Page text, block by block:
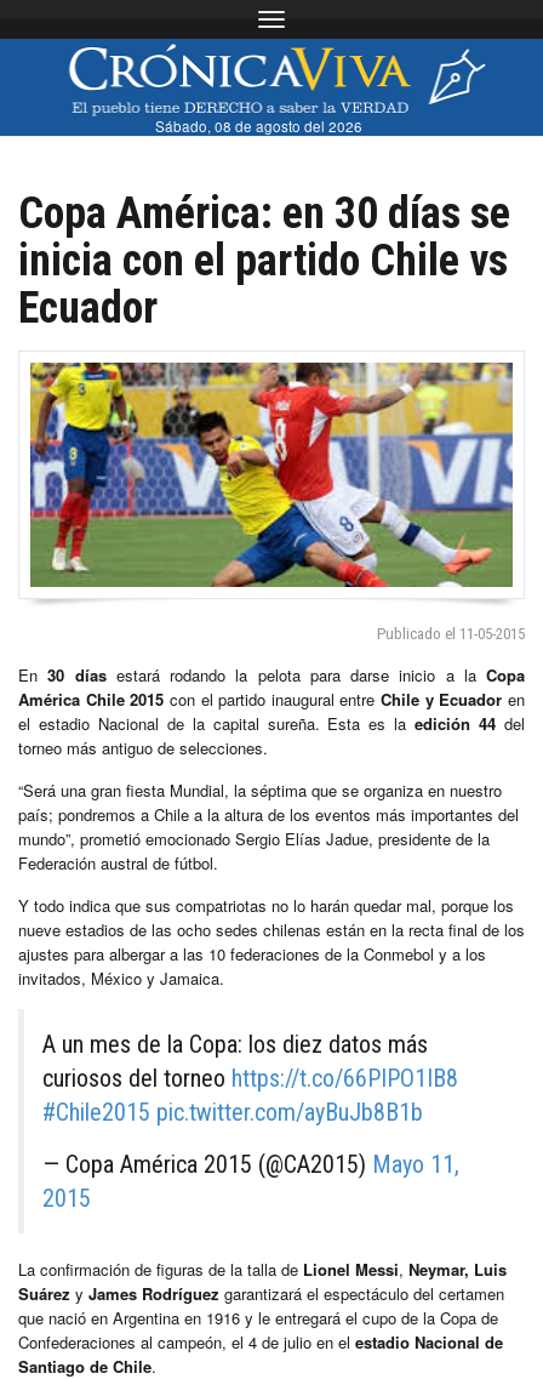
Toggle navigation
Sábado, 08 de agosto del 2026
Copa América: en 30 días se
inicia con el partido Chile vs
Ecuador
Publicado el 11-05-2015
En30 díasestará rodando la pelota para darse inicio a la Copa
América Chile 2015 con el partido inaugural entreChile y Ecuador en
el estadio Nacional de la capital sureña. Esta es laedición 44 del
torneo más antiguo de selecciones.
“Será una gran fiesta Mundial, la séptima que se organiza en nuestro
país; pondremos a Chile a la altura de los eventos más importantes del
mundo”, prometió emocionado Sergio Elías Jadue, presidente de la
Federación austral de fútbol.
Y todo indica que sus compatriotas no lo harán quedar mal, porque los
nueve estadios de las ocho sedes chilenas están en la recta final de los
ajustes para albergar a las 10 federaciones de la Conmebol y a los
invitados, México y Jamaica.
A un mes de la Copa: los diez datos más
curiosos del torneo https://t.co/66PIPO1IB8
#Chile2015 pic.twitter.com/ayBuJb8B1b
— Copa América 2015 (@CA2015) Mayo 11,
2015
La confirmación de figuras de la talla de Lionel Messi, Neymar, Luis
Suárez y James Rodríguez garantizará el espectáculo del certamen
que nació en Argentina en 1916 y le entregará el cupo de la Copa de
Confederaciones al campeón, el 4 de julio en el estadio Nacional de
Santiago de Chile.